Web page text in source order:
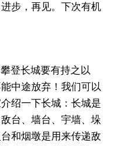
步，再见。下次有机
登长城要有持之以
中途放弃！我们可以
绍一下长城：长城是
台、墙台、宇墙、垛
和烟墩是用来传递敌